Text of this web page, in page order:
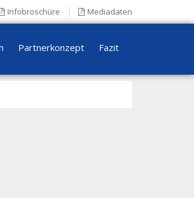
Infobroschüre Mediadaten
Partnerkonzept Fazit